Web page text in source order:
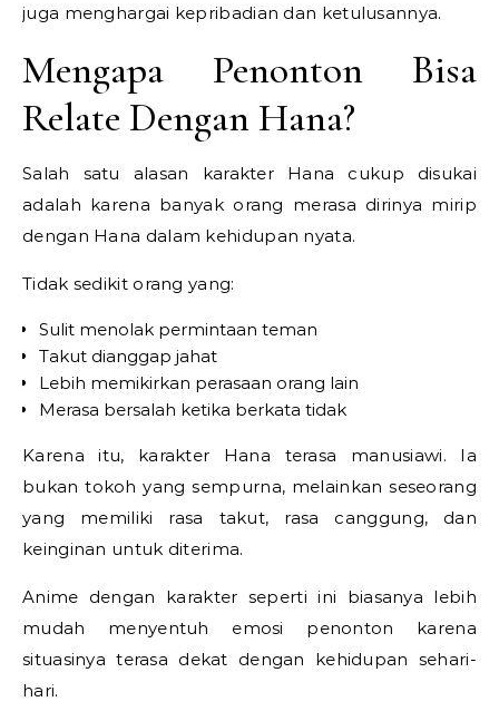
juga menghargai kepribadian dan ketulusannya.
Mengapa Penonton Bisa
Relate Dengan Hana?
Salah satu alasan karakter Hana cukup disukai
adalah karena banyak orang merasa dirinya mirip
dengan Hana dalam kehidupan nyata.
Tidak sedikit orang yang:
Sulit menolak permintaan teman
Takut dianggap jahat
Lebih memikirkan perasaan orang lain
Merasa bersalah ketika berkata tidak
Karena itu, karakter Hana terasa manusiawi. Ia
bukan tokoh yang sempurna, melainkan seseorang
yang memiliki rasa takut, rasa canggung, dan
keinginan untuk diterima.
Anime dengan karakter seperti ini biasanya lebih
mudah menyentuh emosi penonton karena
situasinya terasa dekat dengan kehidupan sehari-
hari.